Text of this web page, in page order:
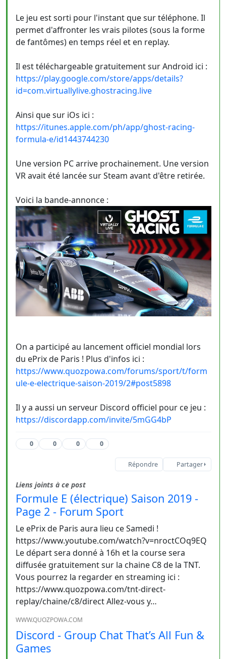
Le jeu est sorti pour l'instant que sur téléphone. Il
permet d'affronter les vrais pilotes (sous la forme
de fantômes) en temps réel et en replay.
Il est téléchargeable gratuitement sur Android ici :
https://play.google.com/store/apps/details?
id=com.virtuallylive.ghostracing.live
Ainsi que sur iOs ici :
https://itunes.apple.com/ph/app/ghost-racing-
formula-e/id1443744230
Une version PC arrive prochainement. Une version
VR avait été lancée sur Steam avant d'être retirée.
Voici la bande-annonce :
On a participé au lancement officiel mondial lors
du ePrix de Paris ! Plus d'infos ici :
https://www.quozpowa.com/forums/sport/t/form
ule-e-electrique-saison-2019/2#post5898
Il y a aussi un serveur Discord officiel pour ce jeu :
https://discordapp.com/invite/5mGG4bP
0 0 0 0
Répondre Partager
Liens joints à ce post
Formule E (électrique) Saison 2019 -
Page 2 - Forum Sport
Le ePrix de Paris aura lieu ce Samedi !
https://www.youtube.com/watch?v=nroctCOq9EQ
Le départ sera donné à 16h et la course sera
diffusée gratuitement sur la chaine C8 de la TNT.
Vous pourrez la regarder en streaming ici :
https://www.quozpowa.com/tnt-direct-
replay/chaine/c8/direct Allez-vous y…
WWW.QUOZPOWA.COM
Discord - Group Chat That’s All Fun &
Games